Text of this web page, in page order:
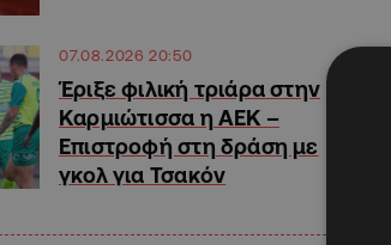
07.08.2026 20:50
Έριξε φιλική τριάρα στην
Καρμιώτισσα η ΑΕΚ –
Επιστροφή στη δράση με
γκολ για Τσακόν